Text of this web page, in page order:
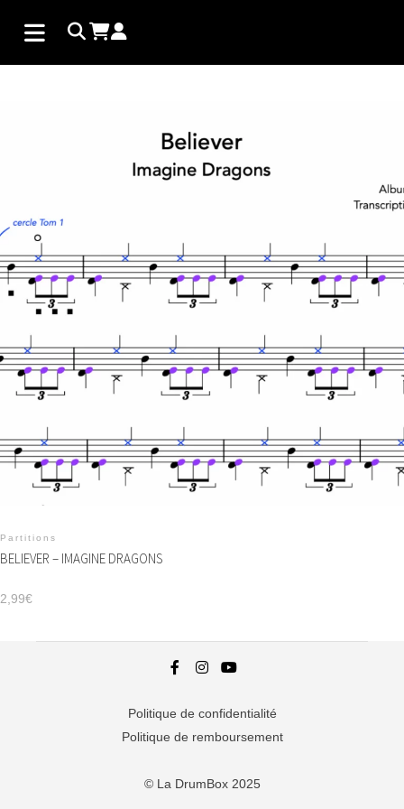
Partitions
BELIEVER – IMAGINE DRAGONS
2,99€
Politique de confidentialité
Politique de remboursement
© La DrumBox 2025